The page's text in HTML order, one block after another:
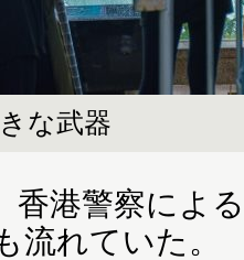
な武器
港警察によ
流れていた。